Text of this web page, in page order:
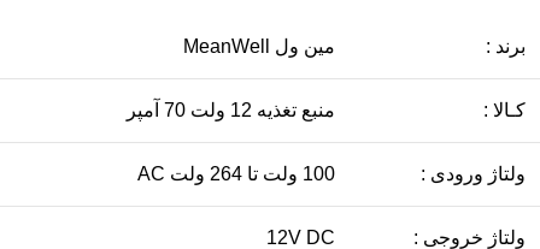
برند : مین ول MeanWell
کـالا : منبع تغذیه 12 ولت 70 آمپر
ولتاژ ورودی : 100 ولت تا 264 ولت AC
ولتاژ خروجی : 12V DC